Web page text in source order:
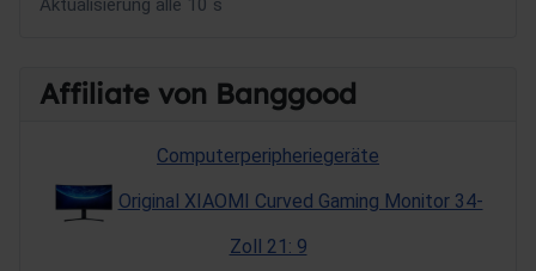
Aktualisierung alle 10 s
Affiliate von Banggood
Computerperipheriegeräte
Original XIAOMI Curved Gaming Monitor 34-
Zoll 21: 9